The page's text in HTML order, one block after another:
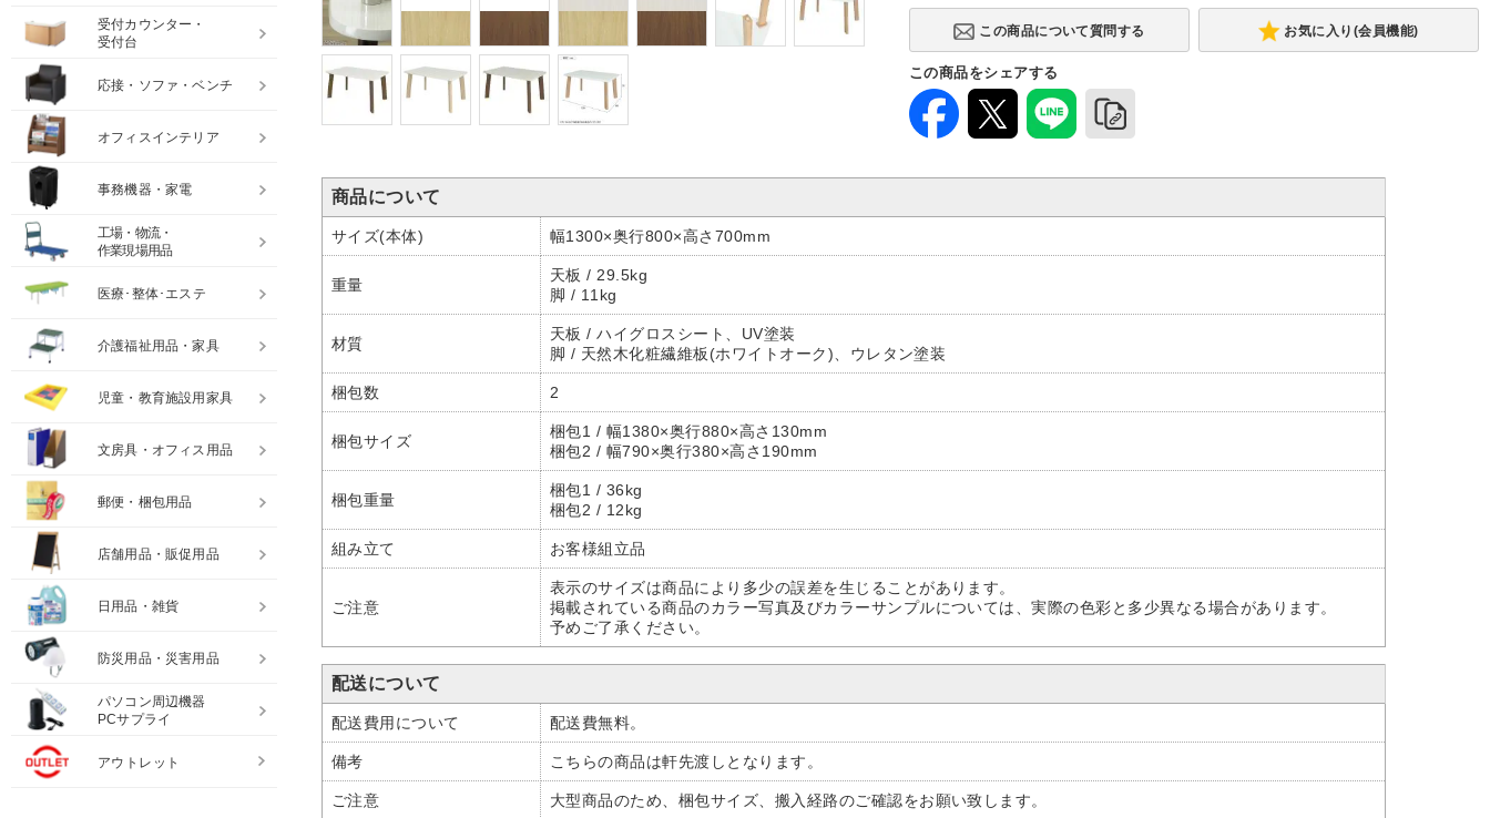
お気に入り(会員機能)
この商品をシェアする
商品について
サイズ(本体) 幅1300×奥行800×高さ700mm
重量
天板 / 29.5kg
脚 / 11kg
材質
天板 / ハイグロスシート、UV塗装
脚 / 天然木化粧繊維板(ホワイトオーク)、ウレタン塗装
梱包数 2
梱包サイズ
梱包1 / 幅1380×奥行880×高さ130mm
梱包2 / 幅790×奥行380×高さ190mm
梱包重量
梱包1 / 36kg
梱包2 / 12kg
組み立て お客様組立品
ご注意
表示のサイズは商品により多少の誤差を生じることがあります。
掲載されている商品のカラー写真及びカラーサンプルについては、実際の色彩と多少異なる場合があります。
予めご了承ください。
配送について
配送費用について 配送費無料。
備考 こちらの商品は軒先渡しとなります。
ご注意 大型商品のため、梱包サイズ、搬入経路のご確認をお願い致します。
受付カウンター・
受付台
応接・ソファ・ベンチ
オフィスインテリア
事務機器・家電
工場・物流・
作業現場用品
医療･整体･エステ
介護福祉用品・家具
児童・教育施設用家具
文房具・オフィス用品
郵便・梱包用品
店舗用品・販促用品
日用品・雑貨
防災用品・災害用品
パソコン周辺機器
PCサプライ
アウトレット